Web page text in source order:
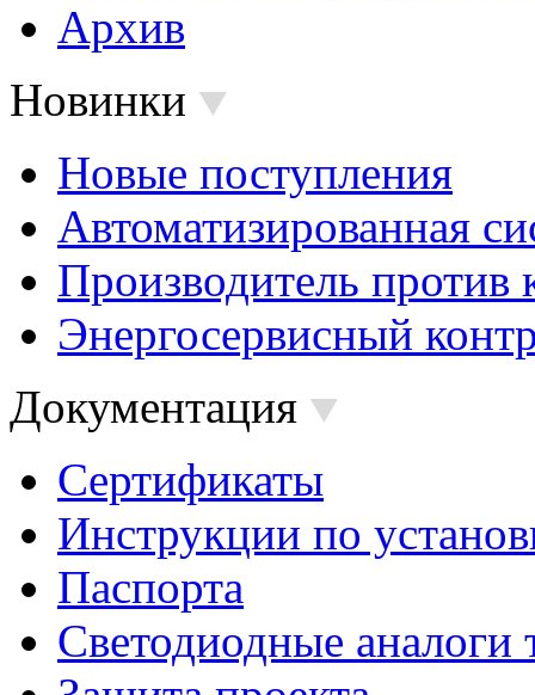
Архив
Новинки
Новые поступления
Автоматизированная
Производитель против
Энергосервисный
Документация
Сертификаты
Инструкции по
Паспорта
Светодиодные аналоги